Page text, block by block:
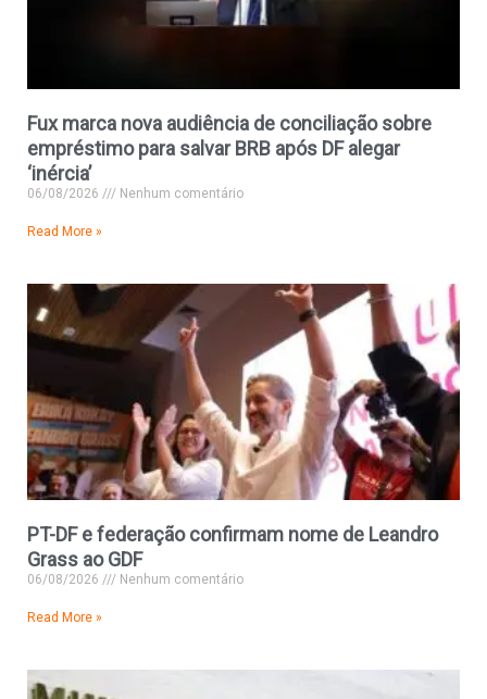
Fux marca nova audiência de conciliação sobre
empréstimo para salvar BRB após DF alegar
‘inércia’
06/08/2026 Nenhum comentário
Read More »
PT-DF e federação confirmam nome de Leandro
Grass ao GDF
06/08/2026 Nenhum comentário
Read More »